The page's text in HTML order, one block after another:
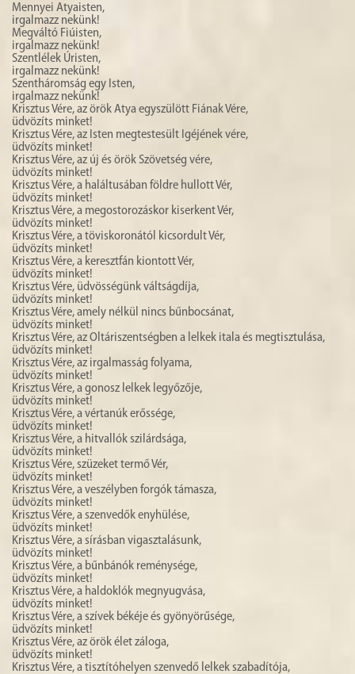
Mennyei Atyaisten,
irgalmazz nekünk!
Megváltó Fiúisten,
irgalmazz nekünk!
Szentlélek Úristen,
irgalmazz nekünk!
Szentháromság egy Isten,
irgalmazz nekünk!
Krisztus Vére, az örök Atya egyszülött Fiának Vére,
üdvözíts minket!
Krisztus Vére, az Isten megtestesült Igéjének vére,
üdvözíts minket!
Krisztus Vére, az új és örök Szövetség vére,
üdvözíts minket!
Krisztus Vére, a haláltusában földre hullott Vér,
üdvözíts minket!
Krisztus Vére, a megostorozáskor kiserkent Vér,
üdvözíts minket!
Krisztus Vére, a töviskoronától kicsordult Vér,
üdvözíts minket!
Krisztus Vére, a keresztfán kiontott Vér,
üdvözíts minket!
Krisztus Vére, üdvösségünk váltságdíja,
üdvözíts minket!
Krisztus Vére, amely nélkül nincs bűnbocsánat,
üdvözíts minket!
Krisztus Vére, az Oltáriszentségben a lelkek itala és megtisztulása,
üdvözíts minket!
Krisztus Vére, az irgalmasság folyama,
üdvözíts minket!
Krisztus Vére, a gonosz lelkek legyőzője,
üdvözíts minket!
Krisztus Vére, a vértanúk erőssége,
üdvözíts minket!
Krisztus Vére, a hitvallók szilárdsága,
üdvözíts minket!
Krisztus Vére, szüzeket termő Vér,
üdvözíts minket!
Krisztus Vére, a veszélyben forgók támasza,
üdvözíts minket!
Krisztus Vére, a szenvedők enyhülése,
üdvözíts minket!
Krisztus Vére, a sírásban vigasztalásunk,
üdvözíts minket!
Krisztus Vére, a bűnbánók reménysége,
üdvözíts minket!
Krisztus Vére, a haldoklók megnyugvása,
üdvözíts minket!
Krisztus Vére, a szívek békéje és gyönyörűsége,
üdvözíts minket!
Krisztus Vére, az örök élet záloga,
üdvözíts minket!
Krisztus Vére, a tisztítóhelyen szenvedő lelkek szabadítója,